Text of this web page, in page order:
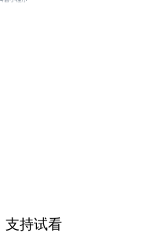
支持试看